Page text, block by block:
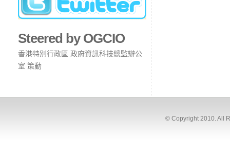
Steered by OGCIO
香港特別行政區 政府資訊科技總監辦公
室 策動
© Copyright 2010. All